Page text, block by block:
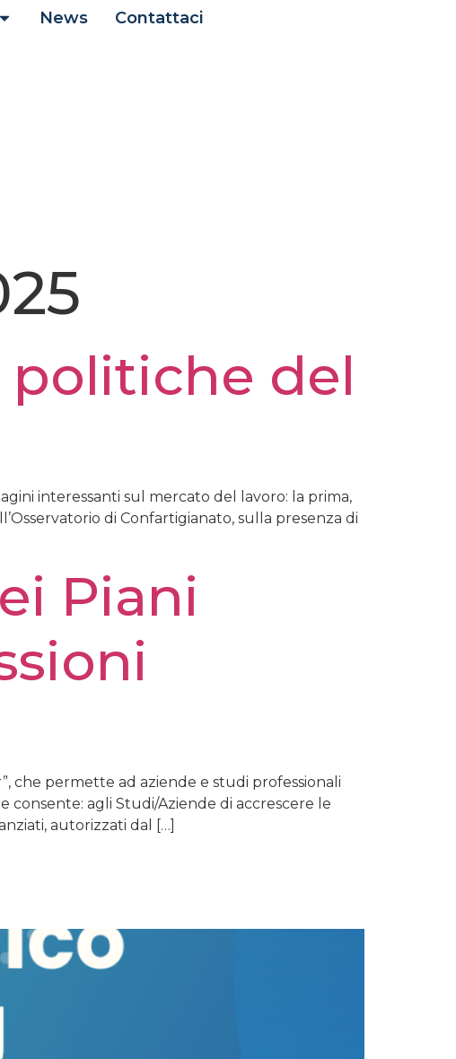
News Contattaci
del
interessanti sul mercato del lavoro: la prima,
di Confartigianato, sulla presenza di
Piani
che permette ad aziende e studi professionali
consente: agli Studi/Aziende di accrescere le
autorizzati dal […]